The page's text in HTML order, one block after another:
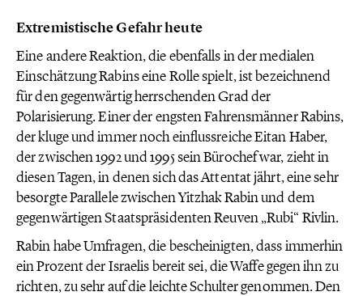
Extremistische Gefahr heute
Eine andere Reaktion, die ebenfalls in der medialen
Einschätzung Rabins eine Rolle spielt, ist bezeichnend
für den gegenwärtig herrschenden Grad der
Polarisierung. Einer der engsten Fahrensmänner Rabins,
der kluge und immer noch einflussreiche Eitan Haber,
der zwischen 1992 und 1995 sein Bürochef war, zieht in
diesen Tagen, in denen sich das Attentat jährt, eine sehr
besorgte Parallele zwischen Yitzhak Rabin und dem
gegenwärtigen Staatspräsidenten Reuven „Rubi“ Rivlin.
Rabin habe Umfragen, die bescheinigten, dass immerhin
ein Prozent der Israelis bereit sei, die Waffe gegen ihn zu
richten, zu sehr auf die leichte Schulter genommen. Den